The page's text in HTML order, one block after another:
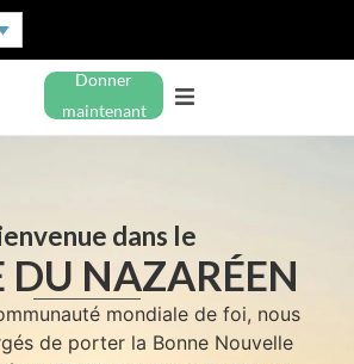
Donner
maintenant
dans le
DU NAZARÉEN
mondiale de foi, nous
de porter la Bonne Nouvelle